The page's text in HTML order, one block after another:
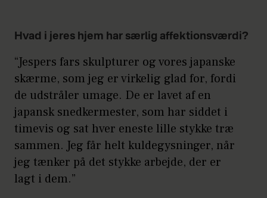
Hvad i jeres hjem har særlig affektionsværdi?
“Jespers fars skulpturer og vores japanske
skærme, som jeg er virkelig glad for, fordi
de udstråler umage. De er lavet af en
japansk snedkermester, som har siddet i
timevis og sat hver eneste lille stykke træ
sammen. Jeg får helt kuldegysninger, når
jeg tænker på det stykke arbejde, der er
lagt i dem.”